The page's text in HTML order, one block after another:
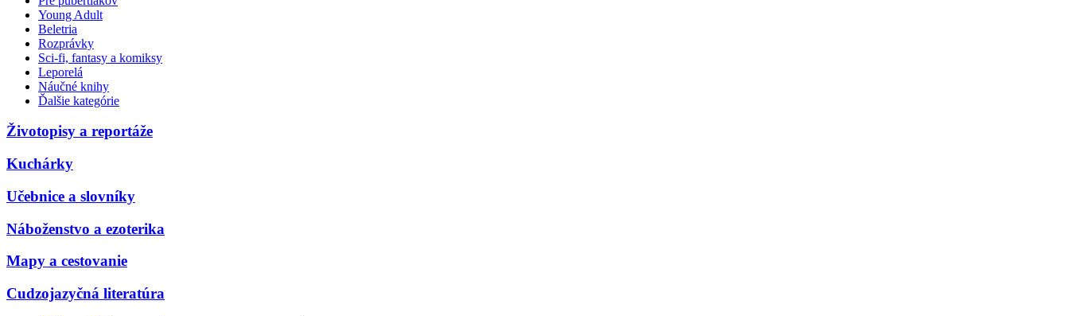
Young Adult
Beletria
Rozprávky
Sci-fi, fantasy a komiksy
Leporelá
Náučné knihy
Ďalšie kategórie
Životopisy a reportáže
Kuchárky
Učebnice a slovníky
Náboženstvo a ezoterika
Mapy a cestovanie
Cudzojazyčná literatúra